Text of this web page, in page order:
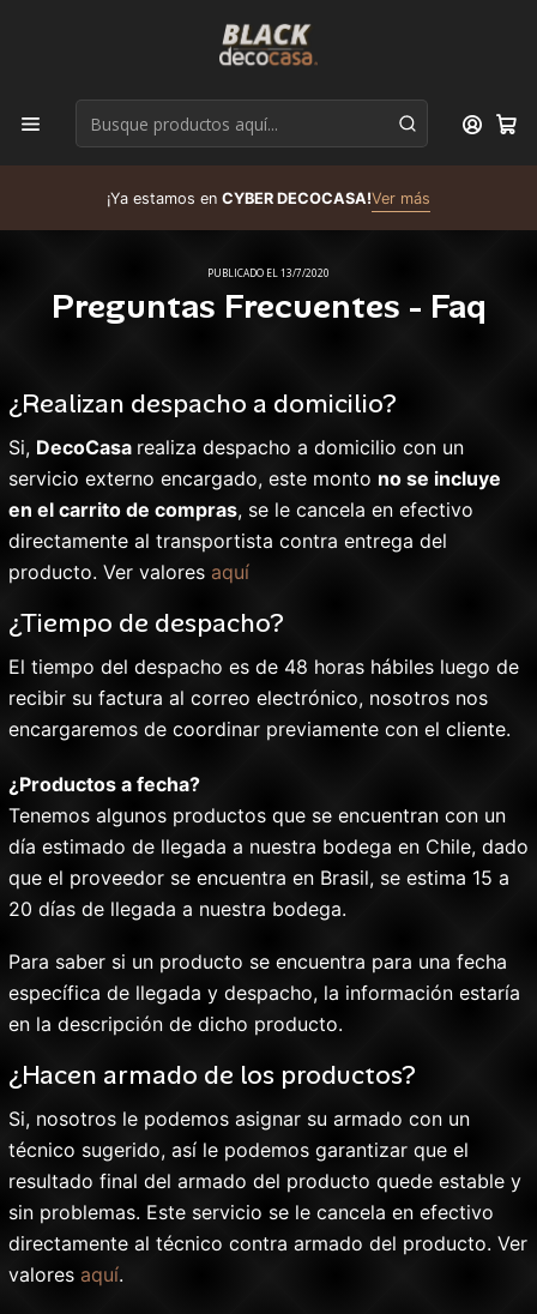
¡Ya estamos en CYBER DECOCASA!Ver más
PUBLICADO EL 13/7/2020
Preguntas Frecuentes - Faq
¿Realizan despacho a domicilio?
Si, DecoCasa realiza despacho a domicilio con un
servicio externo encargado, este monto no se incluye
en el carrito de compras, se le cancela en efectivo
directamente al transportista contra entrega del
producto. Ver valores aquí
¿Tiempo de despacho?
El tiempo del despacho es de 48 horas hábiles luego de
recibir su factura al correo electrónico, nosotros nos
encargaremos de coordinar previamente con el cliente.
¿Productos a fecha?
Tenemos algunos productos que se encuentran con un
día estimado de llegada a nuestra bodega en Chile, dado
que el proveedor se encuentra en Brasil, se estima 15 a
20 días de llegada a nuestra bodega.
Para saber si un producto se encuentra para una fecha
específica de llegada y despacho, la información estaría
en la descripción de dicho producto.
¿Hacen armado de los productos?
Si, nosotros le podemos asignar su armado con un
técnico sugerido, así le podemos garantizar que el
resultado final del armado del producto quede estable y
sin problemas. Este servicio se le cancela en efectivo
directamente al técnico contra armado del producto. Ver
valores aquí.